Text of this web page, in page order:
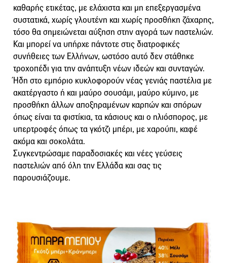
καθαρής ετικέτας, με ελάχιστα και μη επεξεργασμένα
συστατικά, χωρίς γλουτένη και χωρίς προσθήκη ζάχαρης,
τόσο θα σημειώνεται αύξηση στην αγορά των παστελιών.
Και μπορεί να υπήρχε πάντοτε στις διατροφικές
συνήθειες των Ελλήνων, ωστόσο αυτό δεν στάθηκε
τροχοπέδι για την ανάπτυξη νέων ιδεών και συνταγών.
Ήδη στο εμπόριο κυκλοφορούν νέας γενιάς παστέλια με
ακατέργαστο ή και μαύρο σουσάμι, μαύρο κύμινο, με
προσθήκη άλλων αποξηραμένων καρπών και σπόρων
όπως είναι τα φιστίκια, τα κάσιους και ο ηλιόσπορος, με
υπερτροφές όπως τα γκότζι μπέρι, με χαρούπι, καφέ
ακόμα και σοκολάτα.
Συγκεντρώσαμε παραδοσιακές και νέες γεύσεις
παστελιών από όλη την Ελλάδα και σας τις
παρουσιάζουμε.